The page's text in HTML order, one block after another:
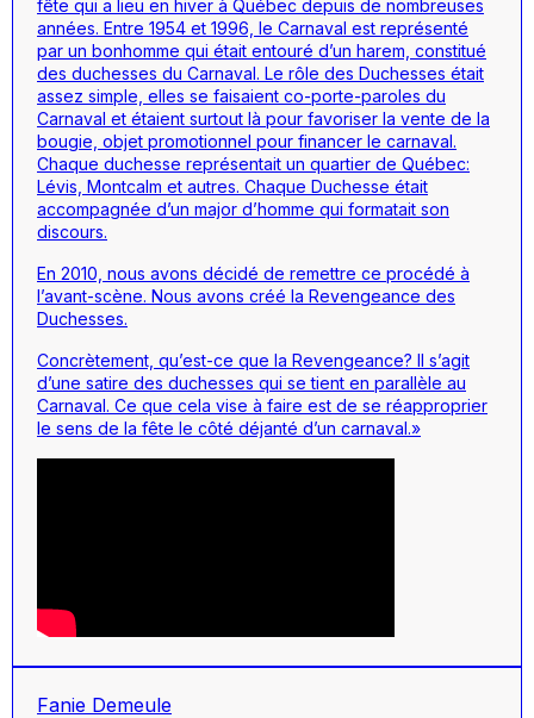
fête qui a lieu en hiver à Québec depuis de nombreuses
années. Entre 1954 et 1996, le Carnaval est représenté
par un bonhomme qui était entouré d’un harem, constitué
des duchesses du Carnaval. Le rôle des Duchesses était
assez simple, elles se faisaient co-porte-paroles du
Carnaval et étaient surtout là pour favoriser la vente de la
bougie, objet promotionnel pour financer le carnaval.
Chaque duchesse représentait un quartier de Québec:
Lévis, Montcalm et autres. Chaque Duchesse était
accompagnée d’un major d’homme qui formatait son
discours.
En 2010, nous avons décidé de remettre ce procédé à
l’avant-scène. Nous avons créé la Revengeance des
Duchesses.
Concrètement, qu’est-ce que la Revengeance? Il s’agit
d’une satire des duchesses qui se tient en parallèle au
Carnaval. Ce que cela vise à faire est de se réapproprier
le sens de la fête le côté déjanté d’un carnaval.»
Fanie Demeule